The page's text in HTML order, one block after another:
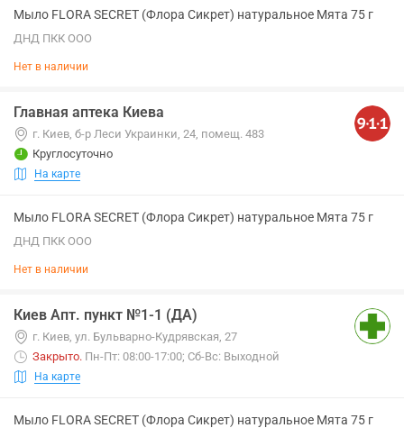
Мыло FLORA SECRET (Флора Сикрет) натуральное Мята 75 г
ДНД ПКК ООО
Нет в наличии
Главная аптека Киева
г. Киев, б-р Леси Украинки, 24, помещ. 483
Круглосуточно
На карте
Мыло FLORA SECRET (Флора Сикрет) натуральное Мята 75 г
ДНД ПКК ООО
Нет в наличии
Киев Апт. пункт №1-1 (ДА)
г. Киев, ул. Бульварно-Кудрявская, 27
Закрыто. Пн-Пт: 08:00-17:00; Сб-Вс: Выходной
На карте
Мыло FLORA SECRET (Флора Сикрет) натуральное Мята 75 г